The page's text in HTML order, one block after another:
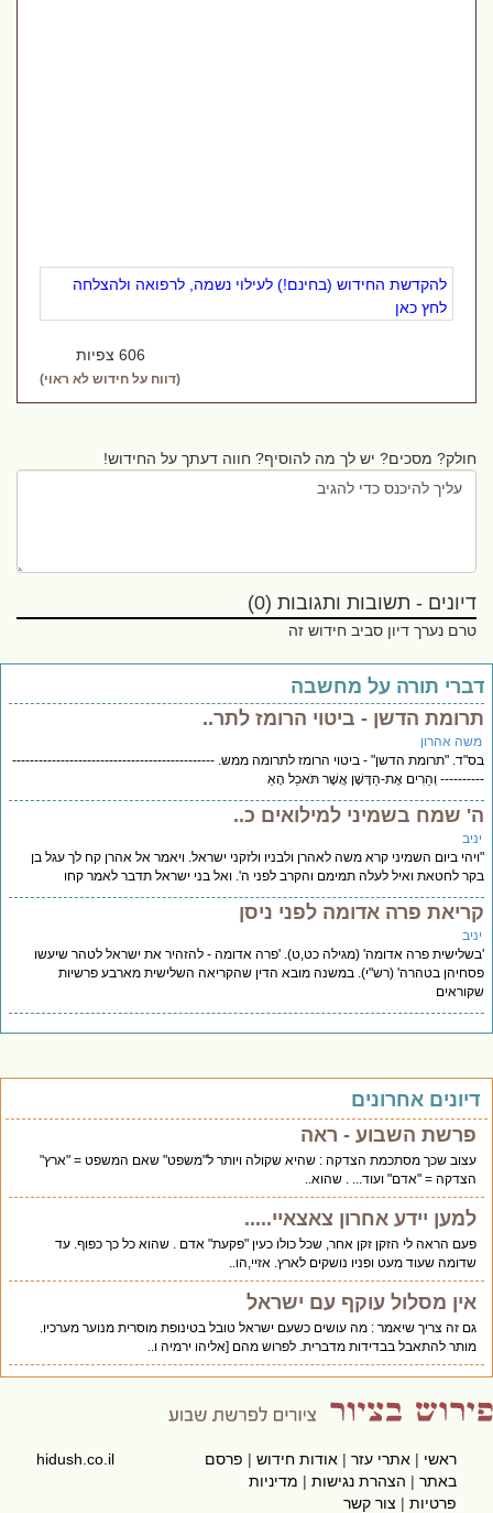
להקדשת החידוש (בחינם!) לעילוי נשמה, לרפואה ולהצלחה
לחץ כאן
606 צפיות
(דווח על חידוש לא ראוי)
חולק? מסכים? יש לך מה להוסיף? חווה דעתך על החידוש!
דיונים - תשובות ותגובות (0)
טרם נערך דיון סביב חידוש זה
תורה על מחשבה
הדשן - ביטוי הרומז לתר..
אהרון
"תרומת הדשן" - ביטוי הרומז לתרומה ממש. ----------------------------------------------
וְהֵרִים אֶת-הַדֶּשֶׁן אֲשֶׁר תֹּאכַל הָאֵ
שמח בשמיני למילואים כ..
ביום השמיני קרא משה לאהרן ולבניו ולזקני ישראל. ויאמר אל אהרן קח לך עגל בן
לחטאת ואיל לעלה תמימם והקרב לפני ה'. ואל בני ישראל תדבר לאמר קחו
פרה אדומה לפני ניסן
פרה אדומה' (מגילה כט,ט). 'פרה אדומה - להזהיר את ישראל לטהר שיעשו
בטהרה' (רש"י). במשנה מובא הדין שהקריאה השלישית מארבע פרשיות
אחרונים
פרשת השבוע - ראה
עצוב שכך מסתכמת הצדקה : שהיא שקולה ויותר ל"משפט" שאם המשפט = "ארץ"
הצדקה = "אדם" ועוד... . שהוא..
למען יידע אחרון צאצאיי.....
פעם הראה לי הזקן זקן אחר, שכל כולו כעין "פקעת" אדם . שהוא כל כך כפוף. עד
שדומה שעוד מעט ופניו נושקים לארץ. אזיי,הו..
אין מסלול עוקף עם ישראל
גם זה צריך שיאמר : מה עושים כשעם ישראל טובל בטינופת מוסרית מנוער מערכיו.
מותר להתאבל בבדידות מדברית. לפרוש מהם [אליהו ירמיה ו..
ראשי|אתרי עזר|אודות חידוש|פרסם
באתר|הצהרת נגישות|מדיניות
פרטיות|צור קשר
hidush.co.il